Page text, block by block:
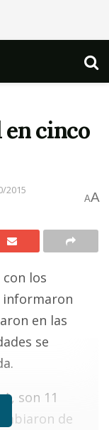
en cinco
2015
AA
los
informaron
en las
se
son 11
de